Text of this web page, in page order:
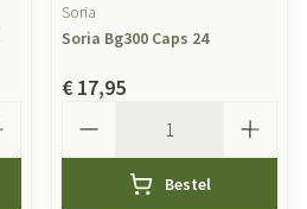
Soria
Soria Bg300 Caps 24
€ 17,95
Bestel